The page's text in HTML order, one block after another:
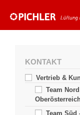
KONTAKT
Vertrieb &
Team
Team Süd